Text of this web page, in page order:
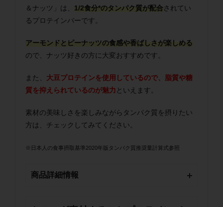
＆ナッツ」は、 1/2食分*のタンパク質が配合されてい
るプロテインバーです。
アーモンドとピーナッツの食感や香ばしさが楽しめる
ので、ナッツ好きの方に大変おすすめです。
また、 大豆プロテインを使用しているので、脂質や糖
質を抑えられているのが魅力 といえます。
素材の美味しさを楽しみながらタンパク質を摂りたい
方は、チェックしてみてください。
※日本人の食事摂取基準2020年版タンパク質推奨量計算式参照
商品詳細情報